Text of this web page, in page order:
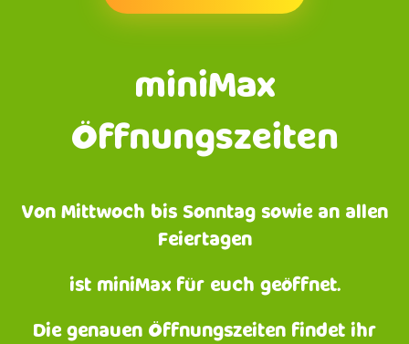
miniMax
Öffnungszeiten
Von Mittwoch bis Sonntag sowie an allen
Feiertagen
ist miniMax für euch geöffnet.
Die genauen Öffnungszeiten findet ihr